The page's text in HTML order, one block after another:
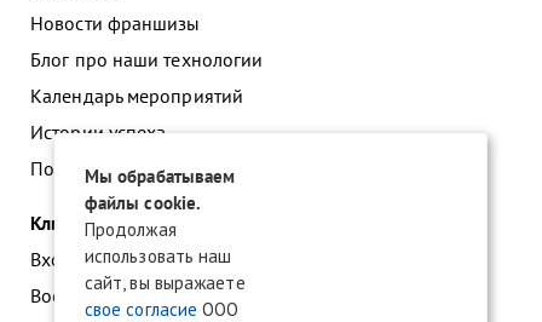
Новости франшизы
Блог про наши технологии
Календарь мероприятий
Истории успеха
Подать заявку на франшизу
Клиентам
Вход в личный кабинет
Восстановление доступа к сервису 1С:БО
Мы обрабатываем
файлы cookie.
Продолжая
использовать наш
сайт, вы выражаете
свое согласие ООО